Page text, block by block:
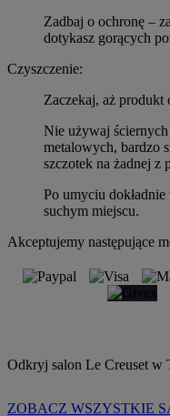
Zadbaj o ochronę –
dotykasz gorących
Czyszczenie:
Zaczekaj, aż produkt
Nie używaj
metalowych, bardzo
szczotek na żadnej z
Po umyciu
suchym miejscu.
Akceptujemy następujące
Odkryj salon Le Creuset w
ZOBACZ WSZYSTKIE